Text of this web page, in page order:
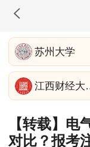
MBA工商管理
院校库 考试报
考试真题
报考经
MEM工程管理
苏州大学
江西
【转载】
对比？报考